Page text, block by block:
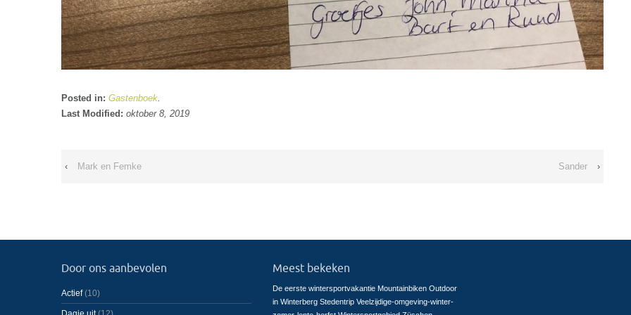
Posted in: Gastenboek
Last Modified: oktober 8, 2019
‹ Mark en Femke Sander ›
Door ons aanbevolen
Actief(10)
Meest bekeken
De eerste wintersportvakantie Mountainbiken Outdoor
in Winterberg Stedentrip Veelzijdige-omgeving-winter-